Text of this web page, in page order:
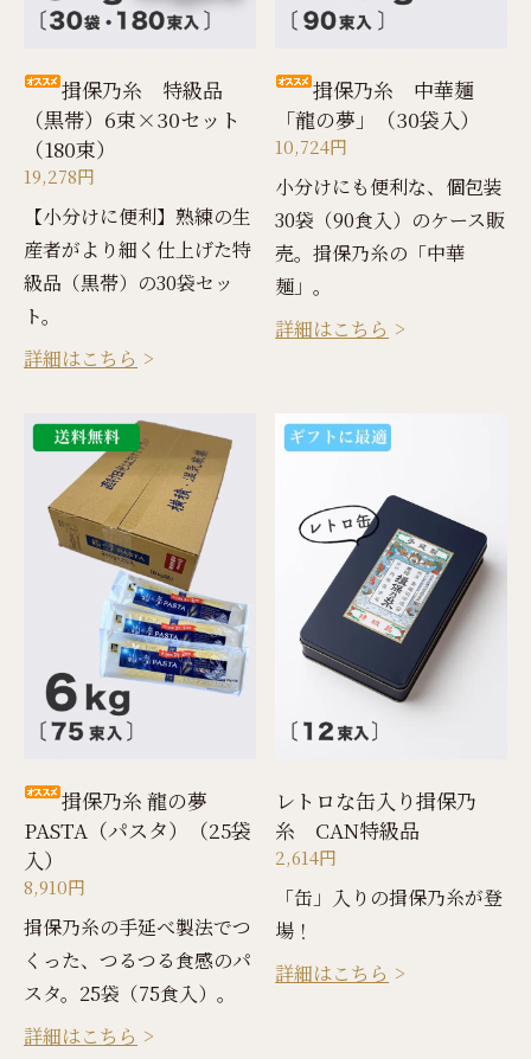
揖保乃糸 特級品
（黒帯）6束×30セット
（180束）
19,278円
【小分けに便利】熟練の生
産者がより細く仕上げた特
級品（黒帯）の30袋セッ
ト。
詳細はこちら
揖保乃糸 中華麺
「龍の夢」（30袋入）
10,724円
小分けにも便利な、個包装
30袋（90食入）のケース販
売。揖保乃糸の「中華
麺」。
詳細はこちら
揖保乃糸 龍の夢
PASTA（パスタ）（25袋
入）
8,910円
揖保乃糸の手延べ製法でつ
くった、つるつる食感のパ
スタ。25袋（75食入）。
詳細はこちら
レトロな缶入り揖保乃
糸 CAN特級品
2,614円
「缶」入りの揖保乃糸が登
場！
詳細はこちら